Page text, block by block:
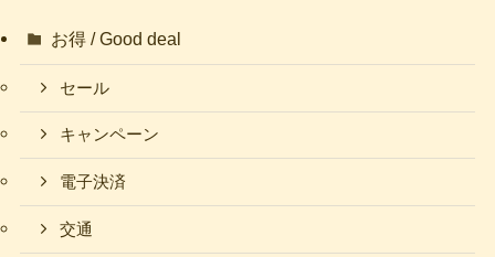
お得 / Good deal
セール
キャンペーン
電子決済
交通